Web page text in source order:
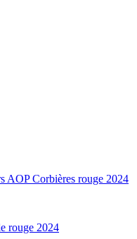
AOP Corbières rouge 2024
rouge 2024